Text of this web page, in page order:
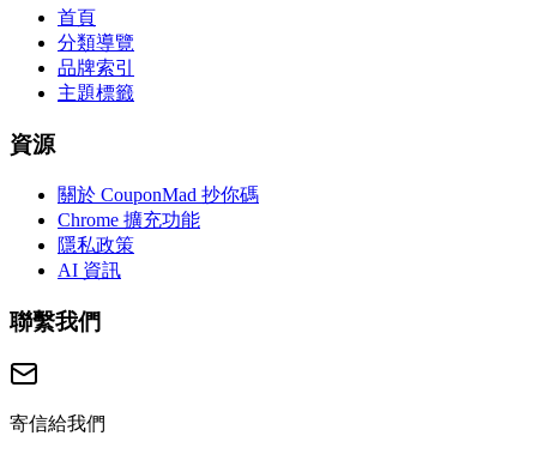
首頁
分類導覽
品牌索引
主題標籤
資源
關於 CouponMad 抄你碼
Chrome 擴充功能
隱私政策
AI 資訊
聯繫我們
寄信給我們